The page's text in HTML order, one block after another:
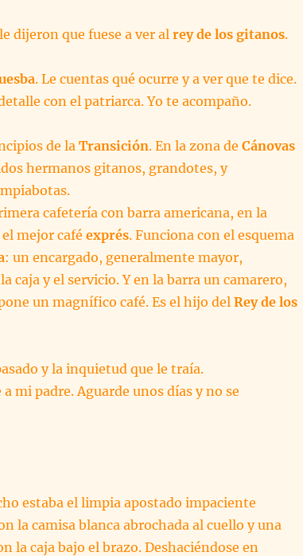
dijeron que fuese a ver al rey de los gitanos.
. Le cuentas qué ocurre y a ver que te dice.
con el patriarca. Yo te acompaño.
de la Transición. En la zona de Cánovas
hermanos gitanos, grandotes, y
cafetería con barra americana, en la
mejor café exprés. Funciona con el esquema
: un encargado, generalmente mayor,
caja y el servicio. Y en la barra un camarero,
un magnífico café. Es el hijo del Rey de los
y la inquietud que le traía.
mi padre. Aguarde unos días y no se
estaba el limpia apostado impaciente
la camisa blanca abrochada al cuello y una
la caja bajo el brazo. Deshaciéndose en